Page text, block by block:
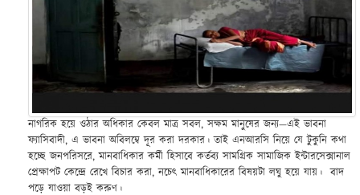
নাগরিক হয়ে ওঠার অধিকার কেবল মাত্র সবল, সক্ষম মানুষের জন্য—এই ভাবনা
ফ্যাসিবাদী, এ ভাবনা অবিলম্বে দূর করা দরকার। তাই এনআরসি নিয়ে যে টুকুনি কথা
হচ্ছে জনপরিসরে, মানবাধিকার কর্মী হিসাবে কর্তব্য সামগ্রিক সামাজিক ইন্টারসেক্সানাল
প্রেক্ষাপট কেন্দ্রে রেখে বিচার করা, নচেৎ মানবাধিকারের বিষয়টা লঘু হয়ে যায়। বাদ
পড়ে যাওয়া বড়ই করুণ।